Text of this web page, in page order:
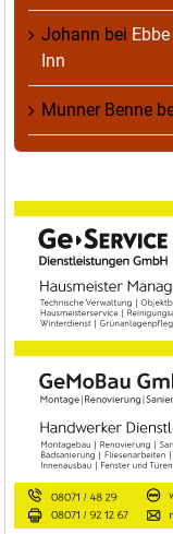
Johann bei
Inn
Munner Benne